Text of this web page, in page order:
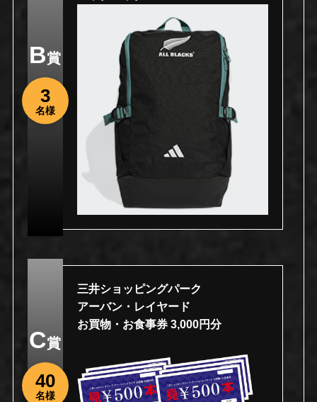
B賞
3
名様
C賞
40
名様
三井ショッピングパーク
アーバン・レイヤード
お買物・お食事券 3,000円分